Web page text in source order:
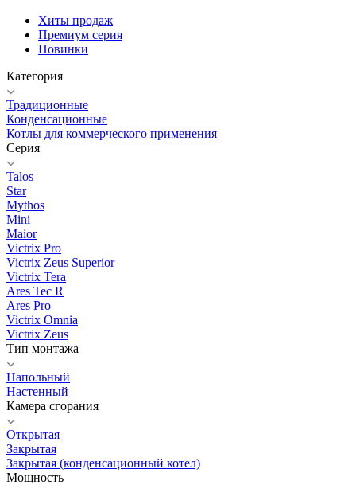
Хиты продаж
Премиум серия
Новинки
Категория
Традиционные
Конденсационные
Котлы для коммерческого применения
Серия
Talos
Star
Mythos
Mini
Maior
Victrix Pro
Victrix Zeus Superior
Victrix Tera
Ares Tec R
Ares Pro
Victrix Omnia
Victrix Zeus
Тип монтажа
Напольный
Настенный
Камера сгорания
Открытая
Закрытая
Закрытая (конденсационный котел)
Мощность